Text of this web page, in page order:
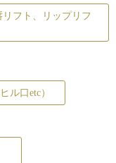
フト、リップリフ
ル口etc）